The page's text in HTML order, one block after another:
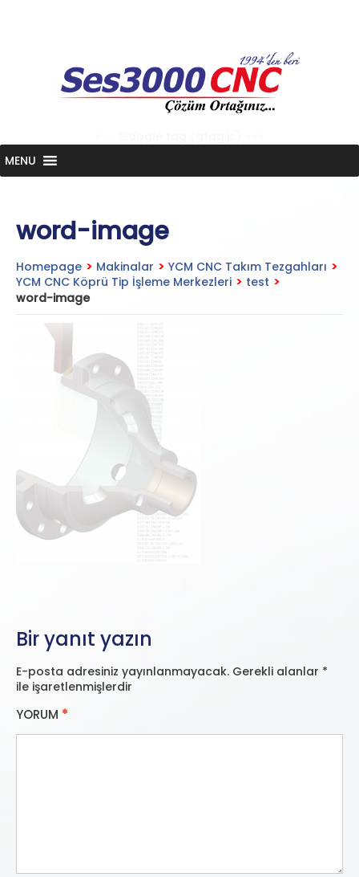
content
MENU
word-image
Homepage > Makinalar > YCM CNC Takım Tezgahları >
YCM CNC Köprü Tip İşleme Merkezleri > test >
word-image
Bir yanıt yazın
E-posta adresiniz yayınlanmayacak. Gerekli alanlar *
ile işaretlenmişlerdir
YORUM *